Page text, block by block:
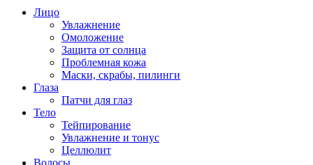
Лицо
Увлажнение
Омоложение
Защита от солнца
Проблемная кожа
Маски, скрабы, пилинги
Глаза
Патчи для глаз
Тело
Тейпирование
Увлажнение и тонус
Целлюлит
Волосы